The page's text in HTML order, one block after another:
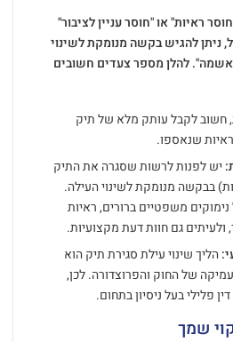
ראיות" או "חוסר עניין לציבור"
ניתן להגיש בקשה מנומקת לשינוי
להלן מספר צעדים חשובים
חשוב לקבל עותק מלא של תיק
שנאספו.
: יש לפנות לרשות שסגרה את התיק
בבקשה מנומקת לשינוי העילה.
משפטיים ברורים, ראיות
גם חוות דעת מקצועיות.
:הליך שינוי עילת סגירת תיק הוא
של החוק והפרוצדורה. לכן,
פלילי בעל ניסיון בתחום.
שמך